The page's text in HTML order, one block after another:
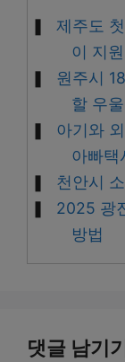
제주도
이 지
원주시
할 우
아기와
아빠택
천안시
2025 광
방법
댓글 남기